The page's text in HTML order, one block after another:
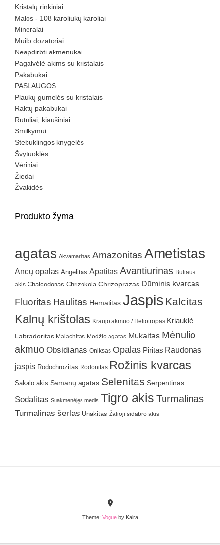
Kristalų rinkiniai
Malos - 108 karoliukų karoliai
Mineralai
Muilo dozatoriai
Neapdirbti akmenukai
Pagalvėlė akims su kristalais
Pakabukai
PASLAUGOS
Plaukų gumelės su kristalais
Raktų pakabukai
Rutuliai, kiaušiniai
Smilkymui
Stebuklingos knygelės
Švytuoklės
Vėriniai
Žiedai
Žvakidės
Produkto žyma
agatas Akvamarinas Amazonitas Ametistas
Andų opalas Angelitas Apatitas Avantiurinas Buliaus
akis Chalcedonas Chrizokola Chrizoprazas Dūminis kvarcas
Fluoritas Haulitas Hematitas Jaspis Kalcitas
Kalnų krištolas Kraujo akmuo / Heliotropas Kriauklė
Labradoritas Malachitas Medžio agatas Mukaitas Mėnulio
akmuo Obsidianas Oniksas Opalas Piritas Raudonas
jaspis Rodochrozitas Rodonitas Rožinis kvarcas
Sakalo akis Samanų agatas Selenitas Serpentinas
Sodalitas Suakmenėjęs medis Tigro akis Turmalinas
Turmalinas šerlas Unakitas Žalioji sidabro akis
Theme: Vogueby Kaira